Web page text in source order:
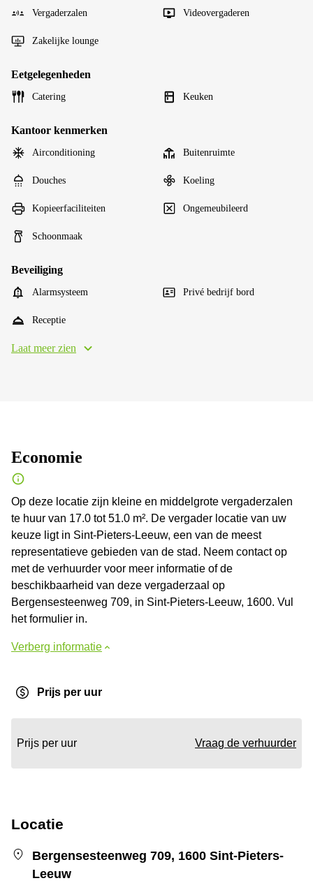
Vergaderzalen Videovergaderen
Zakelijke lounge
Eetgelegenheden
Catering Keuken
Kantoor kenmerken
Airconditioning Buitenruimte
Douches Koeling
Kopieerfaciliteiten Ongemeubileerd
Schoonmaak
Beveiliging
Alarmsysteem Privé bedrijf bord
Receptie
Laat meer zien
Economie
Op deze locatie zijn kleine en middelgrote vergaderzalen
te huur van 17.0 tot 51.0 m². De vergader locatie van uw
keuze ligt in Sint-Pieters-Leeuw, een van de meest
representatieve gebieden van de stad. Neem contact op
met de verhuurder voor meer informatie of de
beschikbaarheid van deze vergaderzaal op
Bergensesteenweg 709, in Sint-Pieters-Leeuw, 1600. Vul
het formulier in.
Verberg informatie
Prijs per uur
Prijs per uur Vraag de verhuurder
Locatie
Bergensesteenweg 709, 1600 Sint-Pieters-
Leeuw